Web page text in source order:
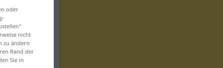
oder
nicht
zu ändern
Rand der
Sie in